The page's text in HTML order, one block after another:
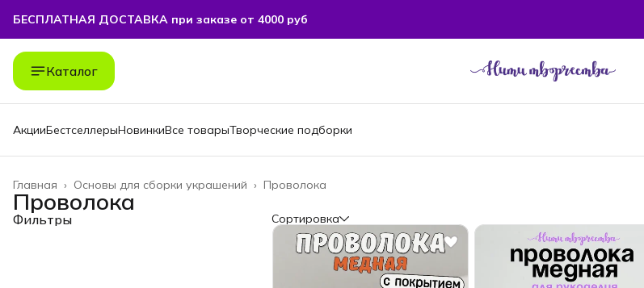
БЕСПЛАТНАЯ ДОСТАВКА при заказе от 4000 руб
Каталог
АкцииБестселлерыНовинкиВсе товарыТворческие подборки
Проволока
Основы для сборки украшений ›
Главная ›
Проволока
Фильтры Сортировка